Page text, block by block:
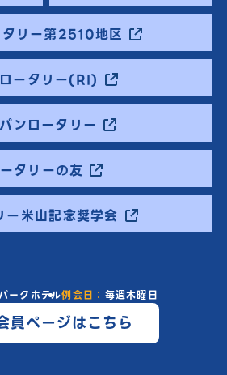
リー第2510地区
ータリー(RI)
ンロータリー
タリーの友
ー米山記念奨学会
ークホテル例会日： 毎週木曜日
員ページはこちら